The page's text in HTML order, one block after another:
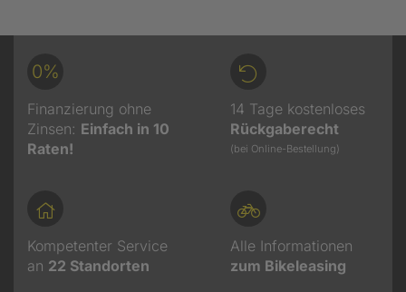
0%
Finanzierung ohne
Zinsen: Einfach in 10
Raten!
14 Tage kostenloses
Rückgaberecht
(bei Online-Bestellung)
Kompetenter Service
an 22 Standorten
Alle Informationen
zum Bikeleasing